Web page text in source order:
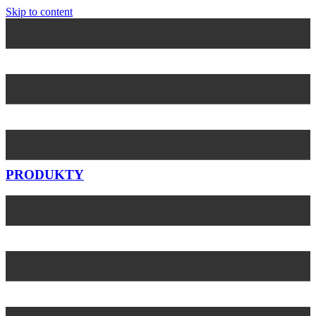
Skip to content
PRODUKTY